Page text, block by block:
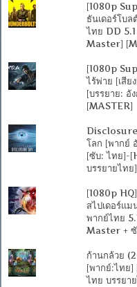
[1080p
ธันเดอร์โบ
ไทย DD
Master]
[1080p
ไร้พ่าย [เสี
[บรรยาย: อั
[MASTER]
Disclosure
โลก [พากย์
[ซับ: ไทย]-
บรรยายไท
[1080p
สไปเดอร์แม
พากย์ไทย
Master +
ก้านกล้วย
[พากย์:ไทย]
ไทย บรรยา